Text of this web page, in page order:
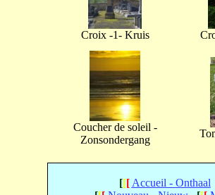
Croix -1- Kruis
Coucher de soleil -
Zonsondergang
[[[ Accueil - Onthaal